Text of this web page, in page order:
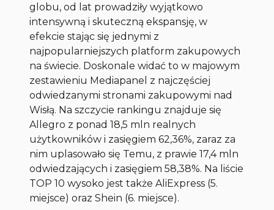
globu, od lat prowadziły wyjątkowo
intensywną i skuteczną ekspansję, w
efekcie stając się jednymi z
najpopularniejszych platform zakupowych
na świecie. Doskonale widać to w majowym
zestawieniu Mediapanel z najczęściej
odwiedzanymi stronami zakupowymi nad
Wisłą. Na szczycie rankingu znajduje się
Allegro z ponad 18,5 mln realnych
użytkowników i zasięgiem 62,36%, zaraz za
nim uplasowało się Temu, z prawie 17,4 mln
odwiedzających i zasięgiem 58,38%. Na liście
TOP 10 wysoko jest także AliExpress (5.
miejsce) oraz Shein (6. miejsce).